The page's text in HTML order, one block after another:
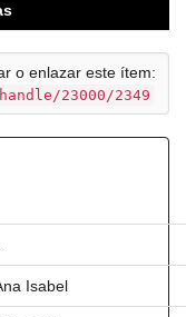
o enlazar este ítem:
23000/2349
Isabel